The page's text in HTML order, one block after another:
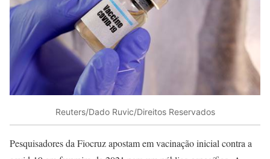
Reuters/Dado Ruvic/Direitos Reservados
Pesquisadores da Fiocruz apostam em vacinação inicial contra a